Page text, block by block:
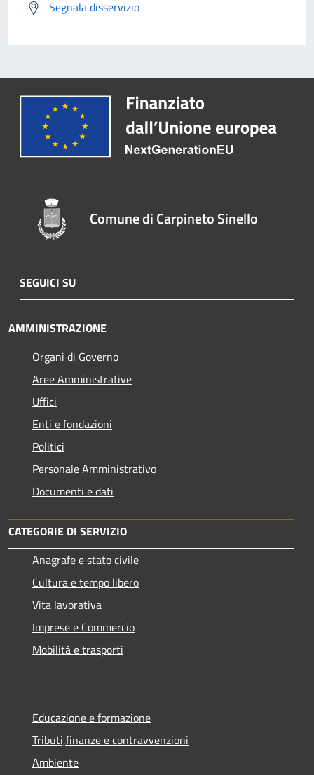
Segnala disservizio
Comune di Carpineto Sinello
SEGUICI SU
AMMINISTRAZIONE
Organi di Governo
Aree Amministrative
Uffici
Enti e fondazioni
Politici
Personale Amministrativo
Documenti e dati
CATEGORIE DI SERVIZIO
Anagrafe e stato civile
Cultura e tempo libero
Vita lavorativa
Imprese e Commercio
Mobilità e trasporti
Educazione e formazione
Tributi,finanze e contravvenzioni
Ambiente